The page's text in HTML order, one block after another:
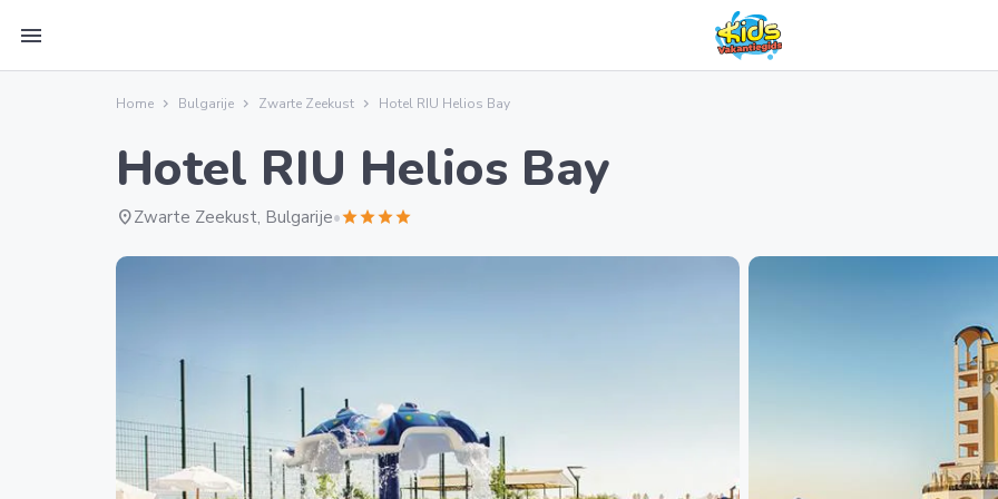
menu
Home Bulgarije Zwarte Zeekust Hotel RIU Helios Bay
Hotel RIU Helios Bay
location_onZwarte Zeekust, Bulgarije•starstarstarstar